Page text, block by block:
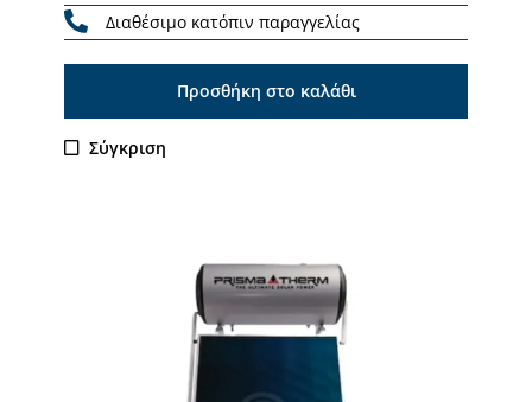
Διαθέσιμο κατόπιν παραγγελίας
Προσθήκη στο καλάθι
Σύγκριση